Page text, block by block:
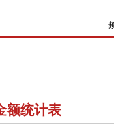
额统计表